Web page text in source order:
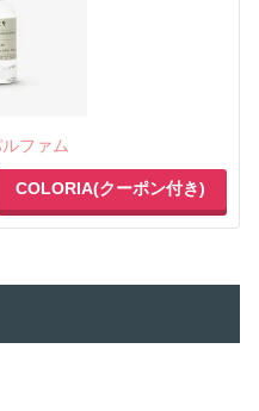
ファム
COLORIA(クーポン付き)